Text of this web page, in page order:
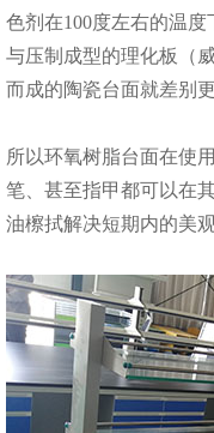
色剂在100度左右的温度
与压制成型的理化板（
而成的陶瓷台面就差别更
所以环氧树脂台面在使
笔、甚至指甲都可以在
油檫拭解决短期内的美